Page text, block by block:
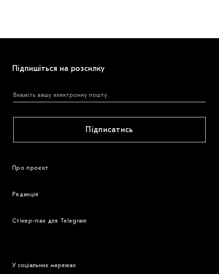
Підпишіться на розсилку
Підписатись
Про проєкт
Редакція
Стікер-пак для Telegram
У соціальних мережах